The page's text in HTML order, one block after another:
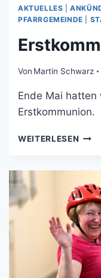
AKTUELLES |
PFARRGEMEINDE
Von Martin Schwarz
Ende Mai
Erstkommunion.
WEITERLESEN